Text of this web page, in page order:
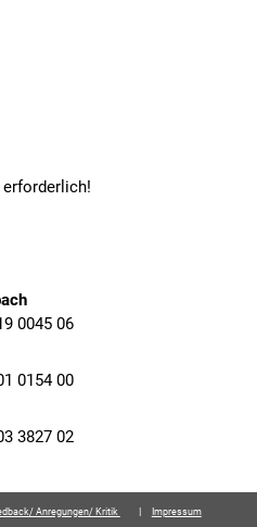
0045 06
0154 00
3827 02
Anregungen/ Kritik Impressum